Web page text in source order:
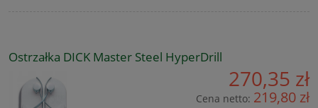
Ostrzałka DICK Master Steel HyperDrill
270,35 zł
Cena netto: 219,80 zł